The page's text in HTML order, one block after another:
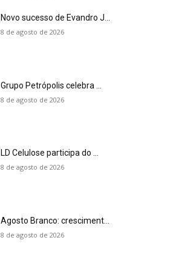
Novo sucesso de Evandro J...
8 de agosto de 2026
Grupo Petrópolis celebra ...
8 de agosto de 2026
LD Celulose participa do ...
8 de agosto de 2026
Agosto Branco: cresciment...
8 de agosto de 2026